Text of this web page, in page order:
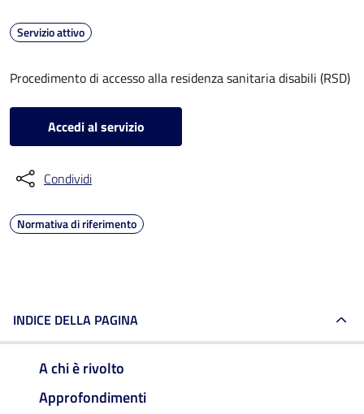
Servizio attivo
Procedimento di accesso alla residenza sanitaria disabili (RSD)
Accedi al servizio
Condividi
Normativa di riferimento
INDICE DELLA PAGINA
A chi è rivolto
Approfondimenti